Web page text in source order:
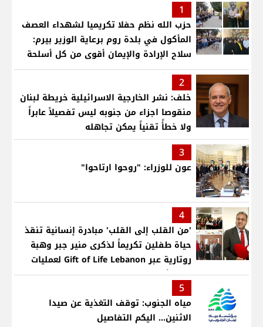
1
حزب الله نظم حفلا تكريميا لشهداء العصف
المأكول في بلدة روم برعاية الوزير بيرم:
سلاح الإرادة والإيمان أقوى من كل أسلحة
العالم .. ونريد الدولة التي تجمع اللبنانيين
2
خلف: نشر الخارجية الاسرائيلية خريطة لبنان
منقوصا اجزاء من جنوبه ليس تفصيلاً عابراً
ولا خطأً تقنياً يمكن تجاهله
3
عون للوزراء: "روحوا ارتاحوا"
4
'من القلب إلى القلب' مبادرة إنسانية تنقذ
حياة طفلين تكريماً لذكرى منير جبر وهبة
روتارية عبر Gift of Life Lebanon لعمليات
قلب لأطفال في مستشفى حمود الجامعي
5
مياه الجنوب: توقف التغذية عن صيدا
الاثنين... اليكم التفاصيل